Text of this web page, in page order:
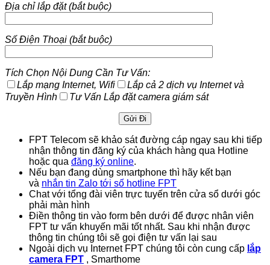
Địa chỉ lắp đặt (bắt buộc)
Số Điện Thoại (bắt buộc)
Tích Chọn Nội Dung Cần Tư Vấn:
Lắp mạng Internet, Wifi
Lắp cả 2 dịch vụ Internet và
Truyền Hình
Tư Vấn Lắp đặt camera giám sát
FPT Telecom sẽ khảo sát đường cáp ngay sau khi tiếp
nhận thông tin đăng ký của khách hàng qua Hotline
hoặc qua đăng ký online.
Nếu bạn đang dùng smartphone thì hãy kết bạn
và nhắn tin Zalo tới số hotline FPT
Chat với tổng đài viên trực tuyến trên cửa sổ dưới góc
phải màn hình
Điền thông tin vào form bên dưới để được nhân viên
FPT tư vấn khuyến mãi tốt nhất. Sau khi nhận được
thông tin chúng tôi sẽ gọi điện tư vấn lại sau
Ngoài dịch vụ Internet FPT chúng tôi còn cung cấp lắp
camera FPT , Smarthome